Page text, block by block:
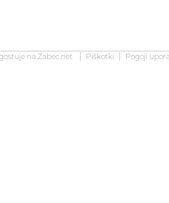
na Zabec.net Piškotki Pogoji